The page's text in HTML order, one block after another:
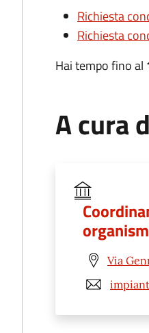
Richiesta
Richiesta
Hai tempo fino al
A cura
Via